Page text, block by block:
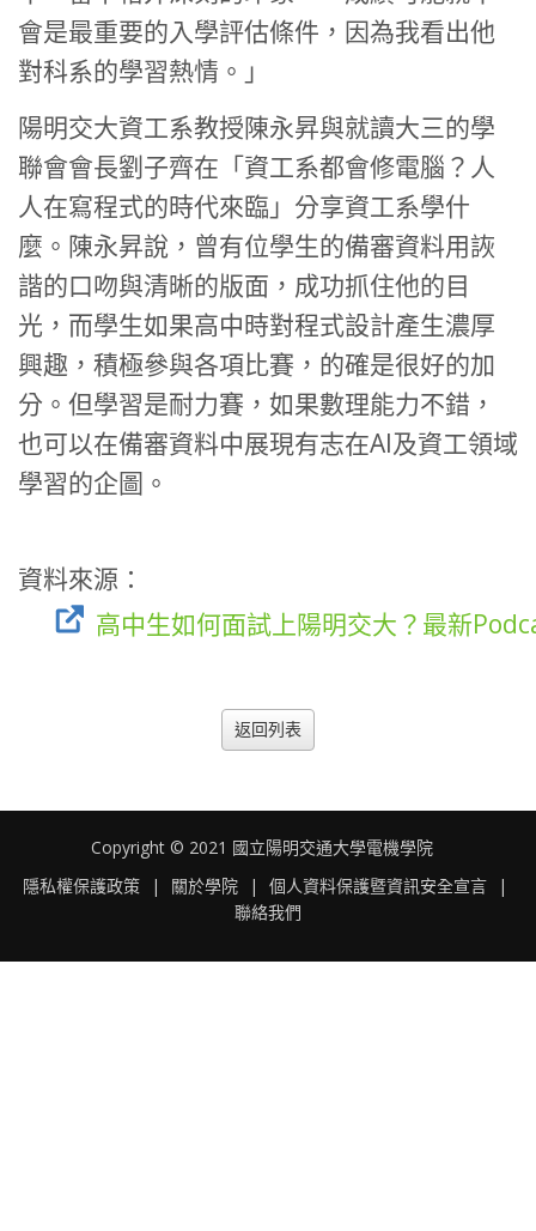
會是最重要的入學評估條件，因為我看出他
對科系的學習熱情。」
陽明交大資工系教授陳永昇與就讀大三的學
聯會會長劉子齊在「資工系都會修電腦？人
人在寫程式的時代來臨」分享資工系學什
麼。陳永昇說，曾有位學生的備審資料用詼
諧的口吻與清晰的版面，成功抓住他的目
光，而學生如果高中時對程式設計產生濃厚
興趣，積極參與各項比賽，的確是很好的加
分。但學習是耐力賽，如果數理能力不錯，
也可以在備審資料中展現有志在AI及資工領域
學習的企圖。
資料來源：
高中生如何面試上陽明交大？最新
返回列表
Copyright © 2021 國立陽明交通大學電機學院
隱私權保護政策
| 關於學院 | 個人資料保護暨資訊安全宣言
|
聯絡我們